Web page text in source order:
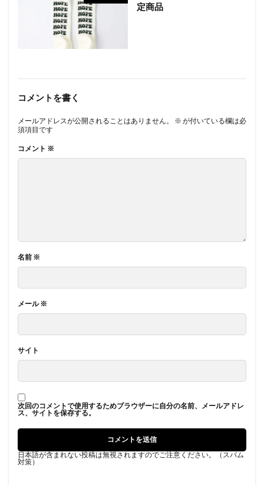
定商品
コメントを書く
メールアドレスが公開されることはありません。 ※ が付いている欄は必
須項目です
コメント ※
名前 ※
メール※
サイト
次回のコメントで使用するためブラウザーに自分の名前、メールアドレ
ス、サイトを保存する。
日本語が含まれない投稿は無視されますのでご注意ください。（スパム
対策）